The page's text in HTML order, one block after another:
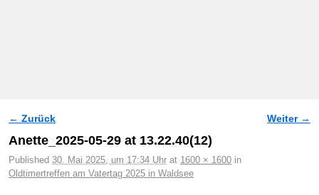
Bilder-Navigation
← Zurück Weiter →
Anette_2025-05-29 at 13.22.40(12)
Published 30. Mai 2025, um 17:34 Uhr at 1600 × 1600 in
Oldtimertreffen am Vatertag 2025 in Waldsee